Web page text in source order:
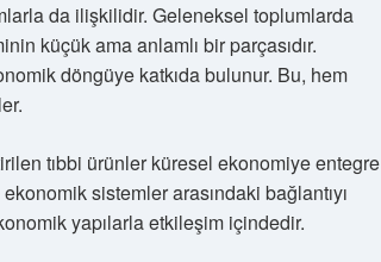
da ilişkilidir. Geleneksel toplumlarda
küçük ama anlamlı bir parçasıdır.
döngüye katkıda bulunur. Bu, hem
tıbbi ürünler küresel ekonomiye entegre
sistemler arasındaki bağlantıyı
yapılarla etkileşim içindedir.